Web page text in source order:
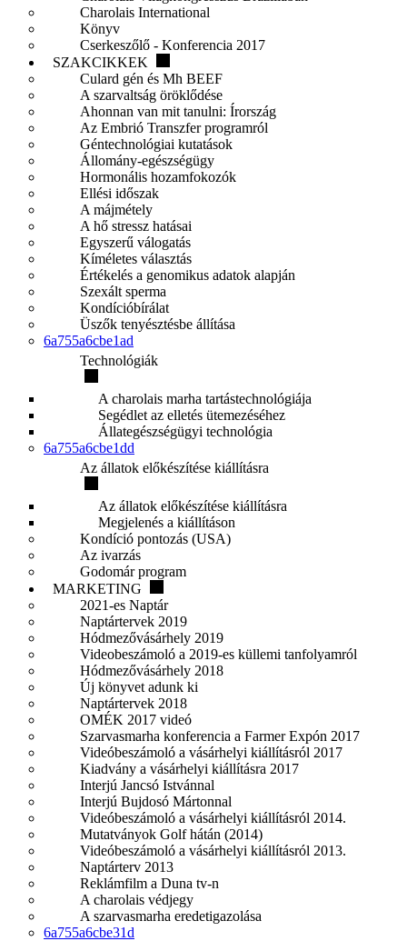
Charolais International
Könyv
Cserkeszőlő - Konferencia 2017
SZAKCIKKEK
Culard gén és Mh BEEF
A szarvaltság öröklődése
Ahonnan van mit tanulni: Írország
Az Embrió Transzfer programról
Géntechnológiai kutatások
Állomány-egészségügy
Hormonális hozamfokozók
Ellési időszak
A májmétely
A hő stressz hatásai
Egyszerű válogatás
Kíméletes választás
Értékelés a genomikus adatok alapján
Szexált sperma
Kondícióbírálat
Üszők tenyésztésbe állítása
6a755a6cbe1ad
Technológiák
A charolais marha tartástechnológiája
Segédlet az elletés ütemezéséhez
Állategészségügyi technológia
6a755a6cbe1dd
Az állatok előkészítése kiállításra
Az állatok előkészítése kiállításra
Megjelenés a kiállításon
Kondíció pontozás (USA)
Az ivarzás
Godomár program
MARKETING
2021-es Naptár
Naptártervek 2019
Hódmezővásárhely 2019
Videobeszámoló a 2019-es küllemi tanfolyamról
Hódmezővásárhely 2018
Új könyvet adunk ki
Naptártervek 2018
OMÉK 2017 videó
Szarvasmarha konferencia a Farmer Expón 2017
Videóbeszámoló a vásárhelyi kiállításról 2017
Kiadvány a vásárhelyi kiállításra 2017
Interjú Jancsó Istvánnal
Interjú Bujdosó Mártonnal
Videóbeszámoló a vásárhelyi kiállításról 2014.
Mutatványok Golf hátán (2014)
Videóbeszámoló a vásárhelyi kiállításról 2013.
Naptárterv 2013
Reklámfilm a Duna tv-n
A charolais védjegy
A szarvasmarha eredetigazolása
6a755a6cbe31d